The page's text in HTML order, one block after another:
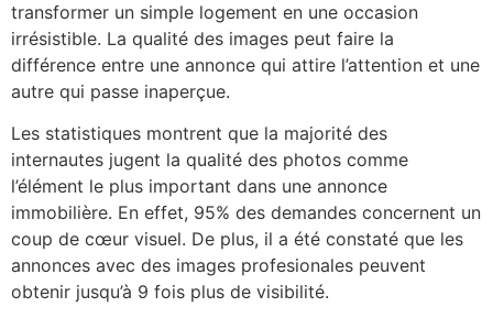
transformer un simple logement en une occasion
irrésistible. La qualité des images peut faire la
différence entre une annonce qui attire l’attention et une
autre qui passe inaperçue.
Les statistiques montrent que la majorité des
internautes jugent la qualité des photos comme
l’élément le plus important dans une annonce
immobilière. En effet, 95% des demandes concernent un
coup de cœur visuel. De plus, il a été constaté que les
annonces avec des images profesionales peuvent
obtenir jusqu’à 9 fois plus de visibilité.